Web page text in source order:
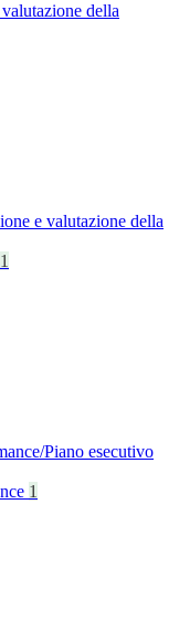
della
e valutazione della
1
Piano esecutivo
1